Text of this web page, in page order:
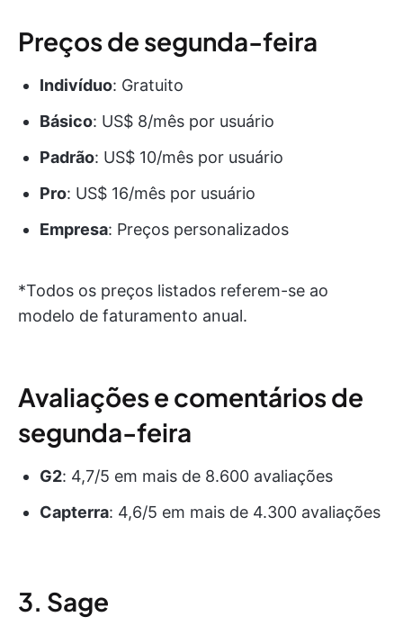
Preços de segunda-feira
Indivíduo: Gratuito
Básico: US$ 8/mês por usuário
Padrão: US$ 10/mês por usuário
Pro: US$ 16/mês por usuário
Empresa: Preços personalizados
*Todos os preços listados referem-se ao
modelo de faturamento anual.
Avaliações e comentários de
segunda-feira
G2: 4,7/5 em mais de 8.600 avaliações
Capterra: 4,6/5 em mais de 4.300 avaliações
3. Sage